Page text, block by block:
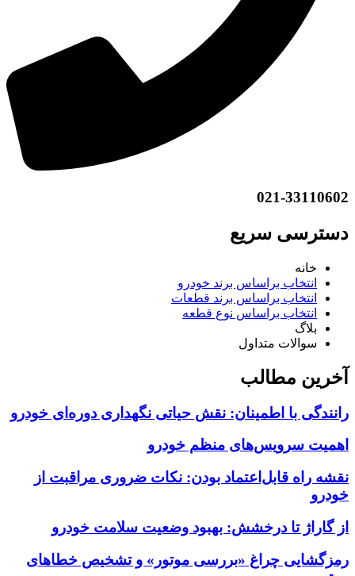
021-33110602
دسترسی سریع
خانه
انتخاب براساس برند خودرو
انتخاب براساس برند قطعات
انتخاب براساس نوع قطعه
بلاگ
سوالات متداول
آخرین مطالب
رانندگی با اطمینان: نقش حیاتی نگهداری دوره‌ای خودرو
اهمیت سرویس‌های منظم خودرو
نقشه راه قابل‌اعتماد بودن: نکات ضروری مراقبت از
خودرو
از گاراژ تا درخشش: بهبود وضعیت سلامت خودرو
رمزگشایی چراغ «بررسی موتور» و تشخیص خطاهای